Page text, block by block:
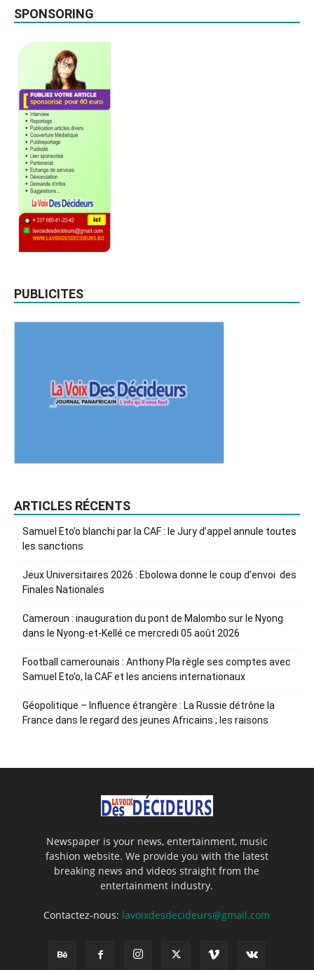
SPONSORING
PUBLICITES
ARTICLES RÉCENTS
Samuel Eto’o blanchi par la CAF : le Jury d’appel annule toutes
les sanctions
Jeux Universitaires 2026 : Ebolowa donne le coup d’envoi des
Finales Nationales
Cameroun : inauguration du pont de Malombo sur le Nyong
dans le Nyong-et-Kellé ce mercredi 05 août 2026
Football camerounais : Anthony Pla règle ses comptes avec
Samuel Eto’o, la CAF et les anciens internationaux
Géopolitique – Influence étrangère : La Russie détrône la
France dans le regard des jeunes Africains ; les raisons
Newspaper is your news, entertainment, music
fashion website. We provide you with the latest
breaking news and videos straight from the
entertainment industry.
Contactez-nous: lavoixdesdecideurs@gmail.com